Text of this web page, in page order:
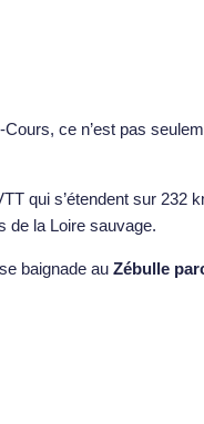
Cours, ce n’est pas
qui s’étendent sur
de la Loire sauvage.
baignade au Zébulle